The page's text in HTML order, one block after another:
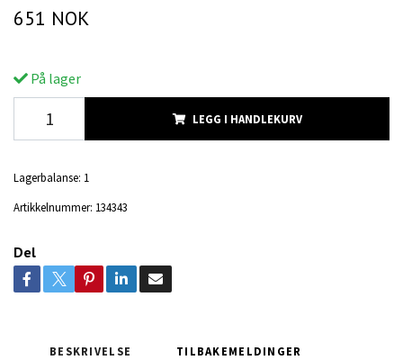
651 NOK
På lager
LEGG I HANDLEKURV
Lagerbalanse: 1
Artikkelnummer: 134343
Del
BESKRIVELSE TILBAKEMELDINGER